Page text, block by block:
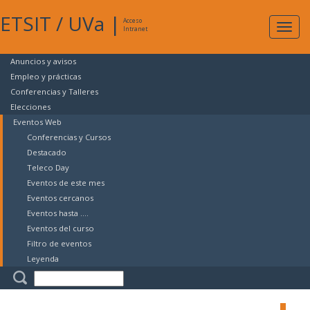
ETSIT / UVa |
Acceso
Intranet
Anuncios y avisos
Empleo y prácticas
Conferencias y Talleres
Elecciones
Eventos Web
Conferencias y Cursos
Destacado
Teleco Day
Eventos de este mes
Eventos cercanos
Eventos hasta ....
Eventos del curso
Filtro de eventos
Leyenda